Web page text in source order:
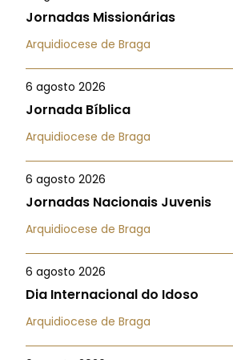
Jornadas Missionárias
Arquidiocese de Braga
6 agosto 2026
Jornada Bíblica
Arquidiocese de Braga
6 agosto 2026
Jornadas Nacionais Juvenis
Arquidiocese de Braga
6 agosto 2026
Dia Internacional do Idoso
Arquidiocese de Braga